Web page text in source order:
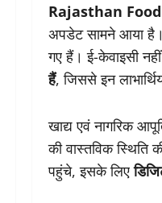
Rajasthan
अपडेट सामने आया
गए हैं। ई-केवाइसी
हैं, जिससे इन
खाद्य एवं नागरिक
की वास्तविक
पहुंचे, इसके लिए